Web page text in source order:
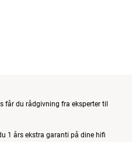
får du rådgivning fra eksperter til
1 års ekstra garanti på dine hifi